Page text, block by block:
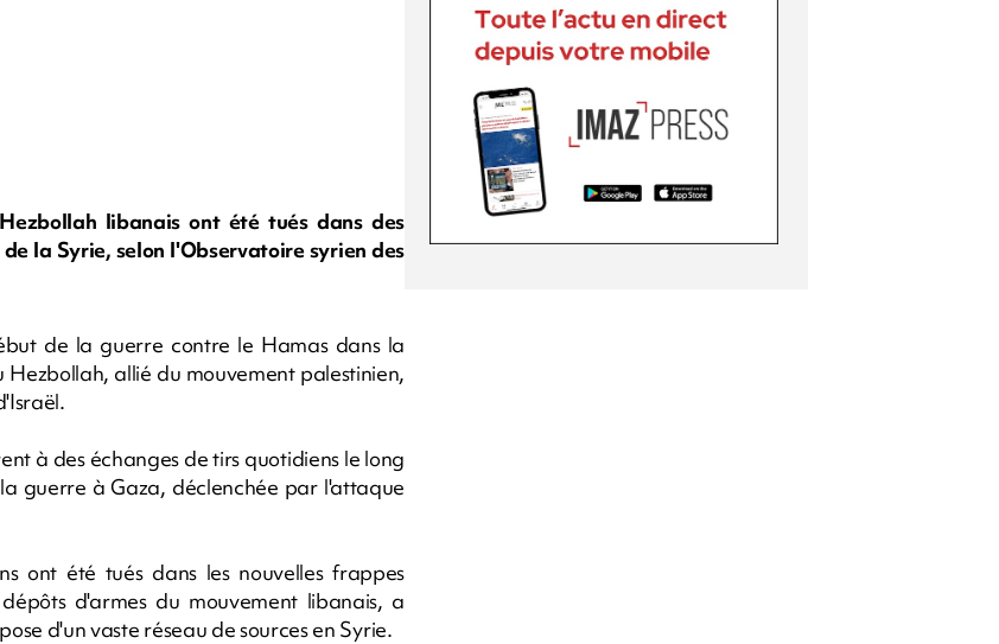
libanais ont été tués dans des
la Syrie, selon l'Observatoire syrien des
de la guerre contre le Hamas dans la
allié du mouvement palestinien,
à des échanges de tirs quotidiens le long
guerre à Gaza, déclenchée par l'attaque
ont été tués dans les nouvelles frappes
d'armes du mouvement libanais, a
d'un vaste réseau de sources en Syrie.